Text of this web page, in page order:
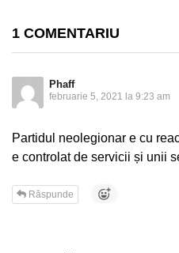
1 COMENTARIU
Phaff
februarie 5, 2021 la 9:23 am
Partidul neolegionar e cu
e controlat de servicii și unii
Răspunde